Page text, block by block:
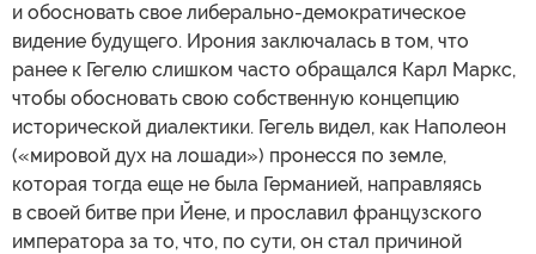
и обосновать свое либерально-демократическое
видение будущего. Ирония заключалась в том, что
ранее к Гегелю слишком часто обращался Карл Маркс,
чтобы обосновать свою собственную концепцию
исторической диалектики. Гегель видел, как Наполеон
(«мировой дух на лошади») пронесся по земле,
которая тогда еще не была Германией, направляясь
в своей битве при Йене, и прославил французского
императора за то, что, по сути, он стал причиной